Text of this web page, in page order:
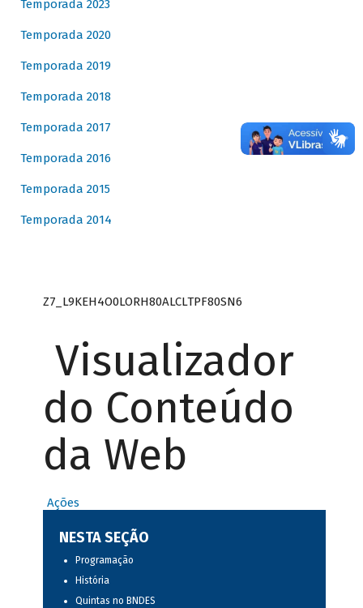
Temporada 2023
Temporada 2020
Temporada 2019
Temporada 2018
Temporada 2017
Temporada 2016
Temporada 2015
Temporada 2014
Z7_L9KEH4O0LORH80ALCLTPF80SN6
Visualizador
do Conteúdo
da Web
Ações
NESTA SEÇÃO
Programação
História
Quintas no BNDES